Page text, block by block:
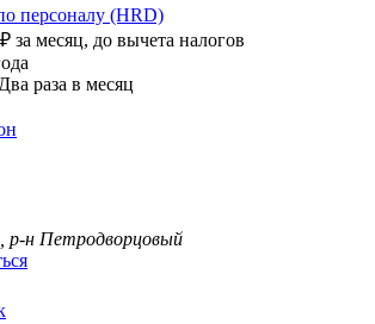
персоналу (HRD)
₽ за месяц, до вычета налогов
раза в месяц
р-н Петродворцовый